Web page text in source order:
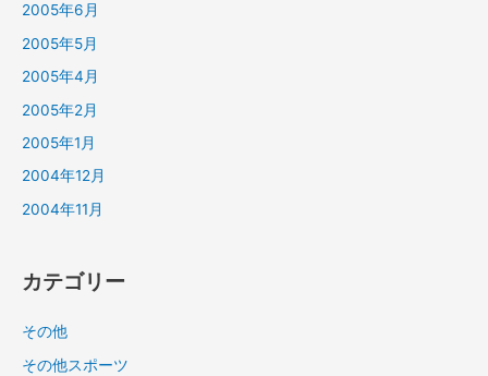
2005年6月
2005年5月
2005年4月
2005年2月
2005年1月
2004年12月
2004年11月
カテゴリー
その他
その他スポーツ